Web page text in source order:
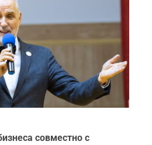
совместно с